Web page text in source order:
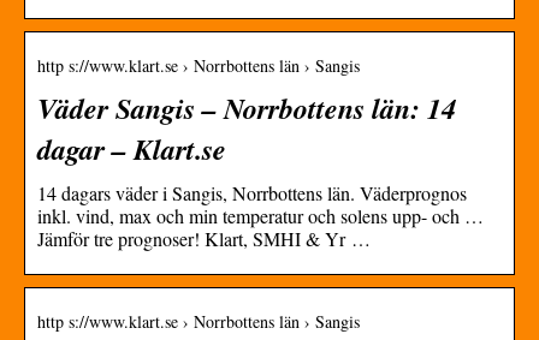
http s://www.klart.se › Norrbottens län › Sangis
Väder Sangis – Norrbottens län: 14
dagar – Klart.se
14 dagars väder i Sangis, Norrbottens län. Väderprognos
inkl. vind, max och min temperatur och solens upp- och …
Jämför tre prognoser! Klart, SMHI & Yr …
http s://www.klart.se › Norrbottens län › Sangis